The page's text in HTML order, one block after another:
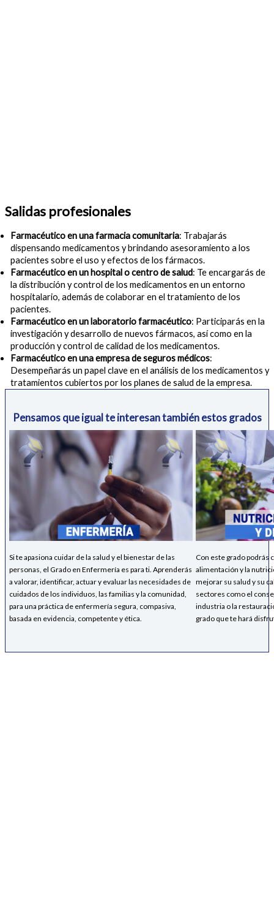
Salidas profesionales
Farmacéutico en una farmacia comunitaria: Trabajarás
dispensando medicamentos y brindando asesoramiento a los
pacientes sobre el uso y efectos de los fármacos.
Farmacéutico en un hospital o centro de salud: Te encargarás de
la distribución y control de los medicamentos en un entorno
hospitalario, además de colaborar en el tratamiento de los
pacientes.
Farmacéutico en un laboratorio farmacéutico: Participarás en la
investigación y desarrollo de nuevos fármacos, así como en la
producción y control de calidad de los medicamentos.
Farmacéutico en una empresa de seguros médicos:
Desempeñarás un papel clave en el análisis de los medicamentos y
tratamientos cubiertos por los planes de salud de la empresa.
Pensamos que igual te interesan también estos grados
Si te apasiona cuidar de la salud y el bienestar de las
personas, el Grado en Enfermería es para ti. Aprenderás
a valorar, identificar, actuar y evaluar las necesidades de
cuidados de los individuos, las familias y la comunidad,
para una práctica de enfermería segura, compasiva,
basada en evidencia, competente y ética.
Con este grado podrás
alimentación y la
mejorar su salud y su
sectores como el
industria o la
grado que te hará